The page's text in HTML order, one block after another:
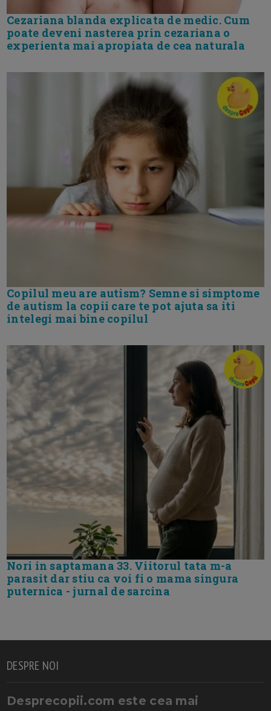
Cezariana blanda explicata de medic. Cum
poate deveni nasterea prin cezariana o
experienta mai apropiata de cea naturala
Copilul meu are autism? Semne si simptome
de autism la copii care te pot ajuta sa iti
intelegi mai bine copilul
Nori in saptamana 33. Viitorul tata m-a
parasit dar stiu ca voi fi o mama singura
puternica - jurnal de sarcina
DESPRE NOI
Desprecopii.com este cea mai